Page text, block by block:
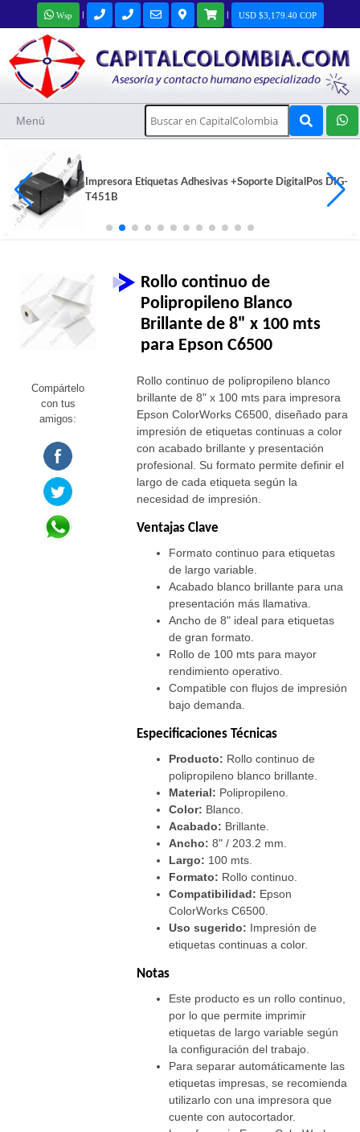
Wsp | | USD $3,179.40 COP
Menú
Cajón Monedero Jaltech de Alta Calidad - STAR-410-
HEAVY
Compártelo
con tus
amigos:
Rollo continuo de
Polipropileno Blanco
Brillante de 8" x 100 mts
para Epson C6500
Rollo continuo de polipropileno blanco
brillante de 8" x 100 mts para impresora
Epson ColorWorks C6500, diseñado para
impresión de etiquetas continuas a color
con acabado brillante y presentación
profesional. Su formato permite definir el
largo de cada etiqueta según la
necesidad de impresión.
Ventajas Clave
Formato continuo para etiquetas
de largo variable.
Acabado blanco brillante para una
presentación más llamativa.
Ancho de 8" ideal para etiquetas
de gran formato.
Rollo de 100 mts para mayor
rendimiento operativo.
Compatible con flujos de impresión
bajo demanda.
Especificaciones Técnicas
Producto: Rollo continuo de
polipropileno blanco brillante.
Material: Polipropileno.
Color: Blanco.
Acabado: Brillante.
Ancho: 8" / 203.2 mm.
Largo: 100 mts.
Formato: Rollo continuo.
Compatibilidad: Epson
ColorWorks C6500.
Uso sugerido: Impresión de
etiquetas continuas a color.
Notas
Este producto es un rollo continuo,
por lo que permite imprimir
etiquetas de largo variable según
la configuración del trabajo.
Para separar automáticamente las
etiquetas impresas, se recomienda
utilizarlo con una impresora que
cuente con autocortador.